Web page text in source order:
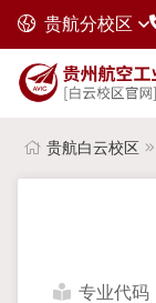
贵航分校区
贵航白云校区
专业代码